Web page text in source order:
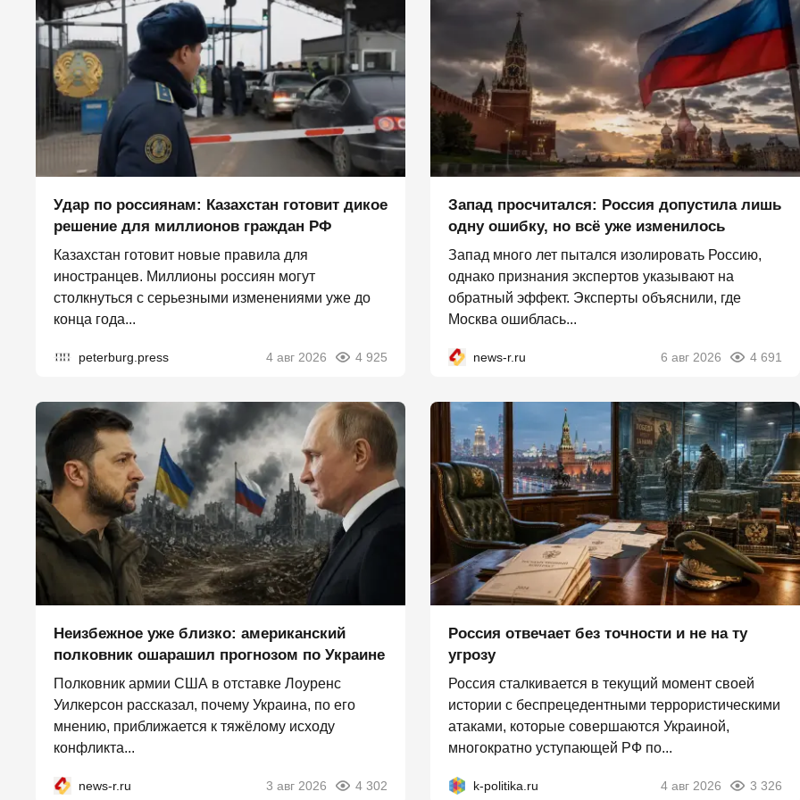
Удар по россиянам: Казахстан готовит дикое
решение для миллионов граждан РФ
Казахстан готовит новые правила для
иностранцев. Миллионы россиян могут
столкнуться с серьезными изменениями уже до
конца года...
peterburg.press 4 авг 2026 4 925
Запад просчитался: Россия допустила лишь
одну ошибку, но всё уже изменилось
Запад много лет пытался изолировать Россию,
однако признания экспертов указывают на
обратный эффект. Эксперты объяснили, где
Москва ошиблась...
news-r.ru 6 авг 2026 4 691
Неизбежное уже близко: американский
полковник ошарашил прогнозом по Украине
Полковник армии США в отставке Лоуренс
Уилкерсон рассказал, почему Украина, по его
мнению, приближается к тяжёлому исходу
конфликта...
news-r.ru 3 авг 2026 4 302
Россия отвечает без точности и не на ту
угрозу
Россия сталкивается в текущий момент своей
истории с беспрецедентными террористическими
атаками, которые совершаются Украиной,
многократно уступающей РФ по...
k-politika.ru 4 авг 2026 3 326